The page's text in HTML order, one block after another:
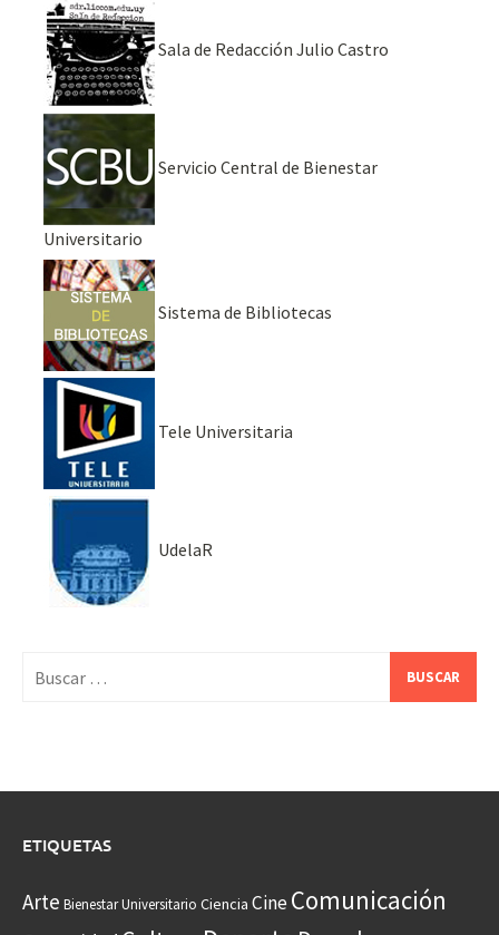
Sala de Redacción Julio Castro
Servicio Central de Bienestar
Universitario
Sistema de Bibliotecas
Tele Universitaria
UdelaR
ETIQUETAS
Arte Bienestar Universitario Ciencia CineComunicación